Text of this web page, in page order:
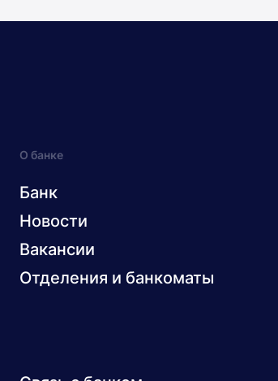
О банке
Банк
Новости
Вакансии
Отделения и банкоматы